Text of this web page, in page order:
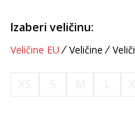
Izaberi veličinu:
Veličine EU Veličine